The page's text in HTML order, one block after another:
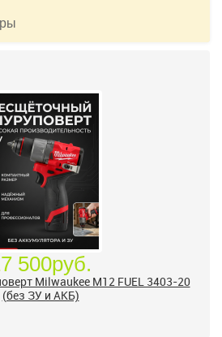
500руб.
Milwaukee M12 FUEL 3403-20
(без ЗУ и АКБ)